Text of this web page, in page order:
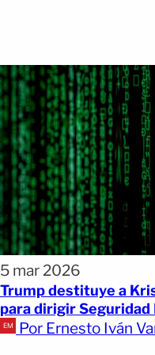
5 mar 2026
Trump destituye a
para dirigir Seguridad
Por Ernesto Iván